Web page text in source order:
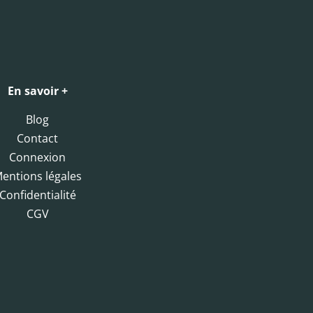
En savoir +
Blog
Contact
Connexion
légales
CGV